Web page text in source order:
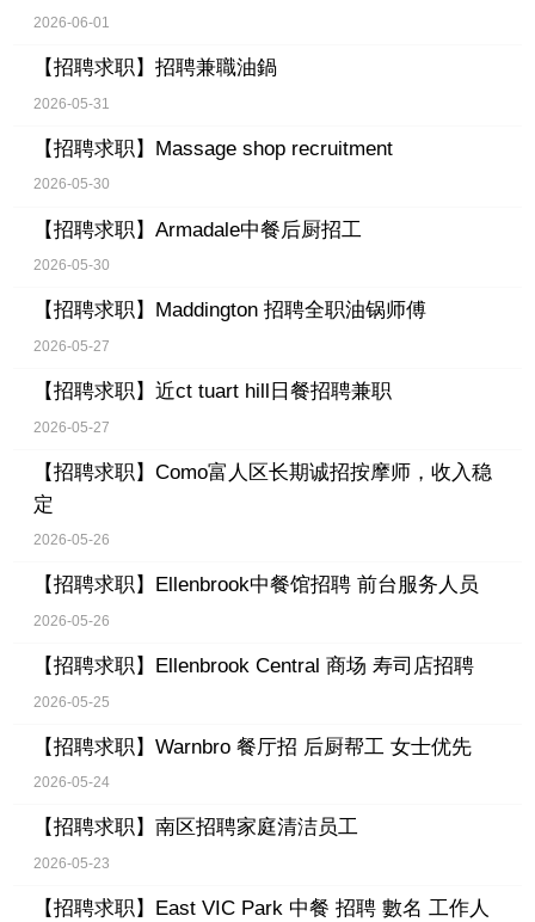
2026-06-01
【招聘求职】 招聘兼職油鍋
2026-05-31
【招聘求职】 Massage shop recruitment
2026-05-30
【招聘求职】 Armadale中餐后厨招工
2026-05-30
【招聘求职】 Maddington 招聘全职油锅师傅
2026-05-27
【招聘求职】 近ct tuart hill日餐招聘兼职
2026-05-27
【招聘求职】 Como富人区长期诚招按摩师，收入稳
定
2026-05-26
【招聘求职】 Ellenbrook中餐馆招聘 前台服务人员
2026-05-26
【招聘求职】 Ellenbrook Central 商场 寿司店招聘
2026-05-25
【招聘求职】 Warnbro 餐厅招 后厨帮工 女士优先
2026-05-24
【招聘求职】 南区招聘家庭清洁员工
2026-05-23
【招聘求职】 East VIC Park 中餐 招聘 數名 工作人